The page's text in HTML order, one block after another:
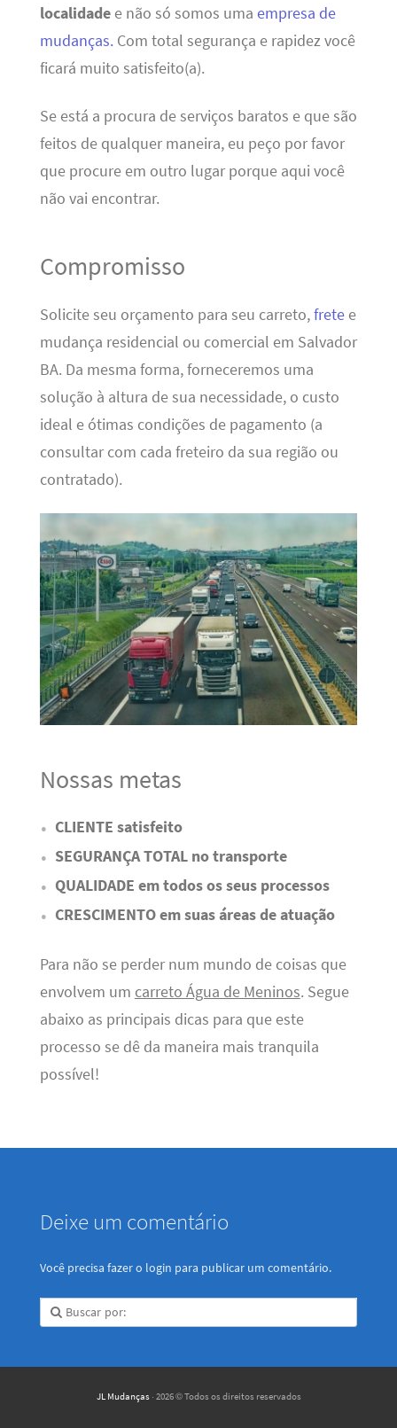
localidadee não só somos uma empresa de
mudanças.Com total segurança e rapidez você
ficará muito satisfeito(a).
Se está a procura de serviços baratos e que são
feitos de qualquer maneira, eu peço por favor
que procure em outro lugar porque aqui você
não vai encontrar.
Compromisso
Solicite seu orçamento para seu carreto,fretee
mudança residencial ou comercial em Salvador
BA. Da mesma forma, forneceremos uma
solução à altura de sua necessidade, o custo
ideal e ótimas condições de pagamento (a
consultar com cada freteiro da sua região ou
contratado).
Nossas metas
CLIENTE satisfeito
SEGURANÇA TOTAL no transporte
QUALIDADE em todos os seus processos
CRESCIMENTO em suas áreas de atuação
Para não se perder num mundo de coisas que
envolvem um carreto Água de Meninos. Segue
abaixo as principais dicas para que este
processo se dê da maneira mais tranquila
possível!
Deixe um comentário
Você precisa fazer o login para publicar um comentário.
JL Mudanças· 2026 © Todos os direitos reservados